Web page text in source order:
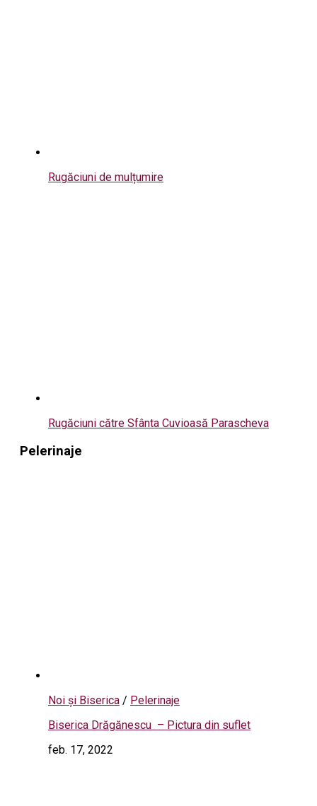
Rugăciuni de mulțumire
Rugăciuni către Sfânta Cuvioasă Parascheva
Pelerinaje
Noi și Biserica / Pelerinaje
Biserica Drăgănescu – Pictura din suflet
feb. 17, 2022